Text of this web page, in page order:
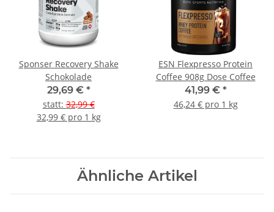
Sponser Recovery Shake
Schokolade
29,69 € *
statt:32,99 €
32,99 € pro 1 kg
ESN Flexpresso Protein
Coffee 908g Dose Coffee
41,99 € *
46,24 € pro 1 kg
Ähnliche Artikel